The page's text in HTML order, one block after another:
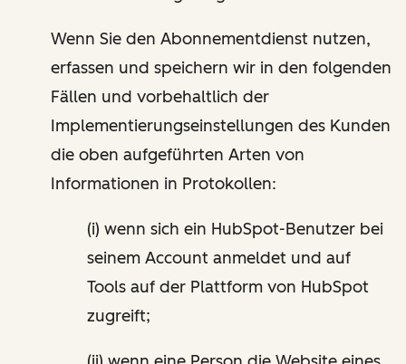
Wenn Sie den Abonnementdienst nutzen,
erfassen und speichern wir in den folgenden
Fällen und vorbehaltlich der
Implementierungseinstellungen des Kunden
die oben aufgeführten Arten von
Informationen in Protokollen:
(i) wenn sich ein HubSpot-Benutzer bei
seinem Account anmeldet und auf
Tools auf der Plattform von HubSpot
zugreift;